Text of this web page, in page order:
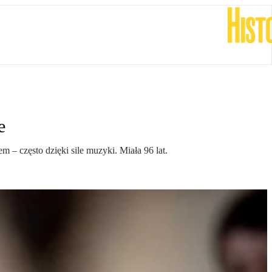
– często dzięki sile muzyki. Miała 96 lat.